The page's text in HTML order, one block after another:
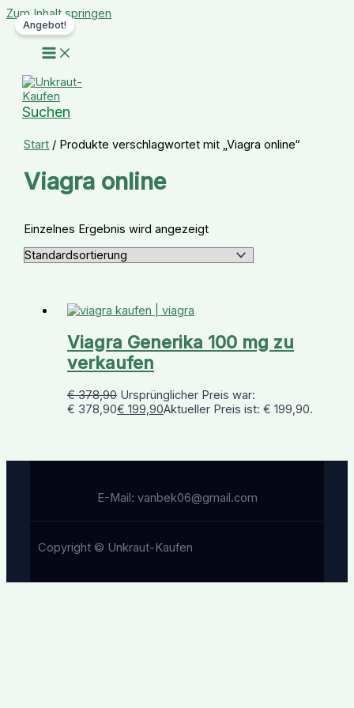
Zum Inhalt springen
Suchen
Start / Produkte verschlagwortet mit „Viagra online“
Viagra online
Einzelnes Ergebnis wird angezeigt
Angebot!
Viagra Generika 100 mg zu
verkaufen
€378,90 Ursprünglicher Preis war:
€ 378,90€ 199,90Aktueller Preis ist: € 199,90.
E-Mail: vanbek06@gmail.com
Copyright © Unkraut-Kaufen